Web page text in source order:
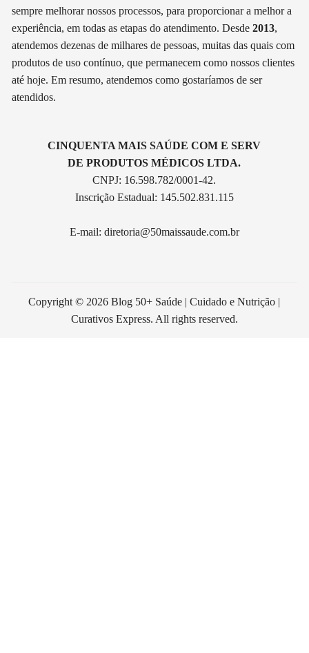
sempre melhorar nossos processos, para proporcionar a melhor a
experiência, em todas as etapas do atendimento. Desde2013,
atendemos dezenas de milhares de pessoas, muitas das quais com
produtos de uso contínuo, que permanecem como nossos clientes
até hoje. Em resumo, atendemos como gostaríamos de ser
atendidos.
CINQUENTA MAIS SAÚDE COM E SERV
DE PRODUTOS MÉDICOS LTDA.
CNPJ: 16.598.782/0001-42.
Inscrição Estadual: 145.502.831.115
E-mail: diretoria@50maissaude.com.br
Copyright © 2026 Blog 50+ Saúde | Cuidado e Nutrição |
Curativos Express. All rights reserved.